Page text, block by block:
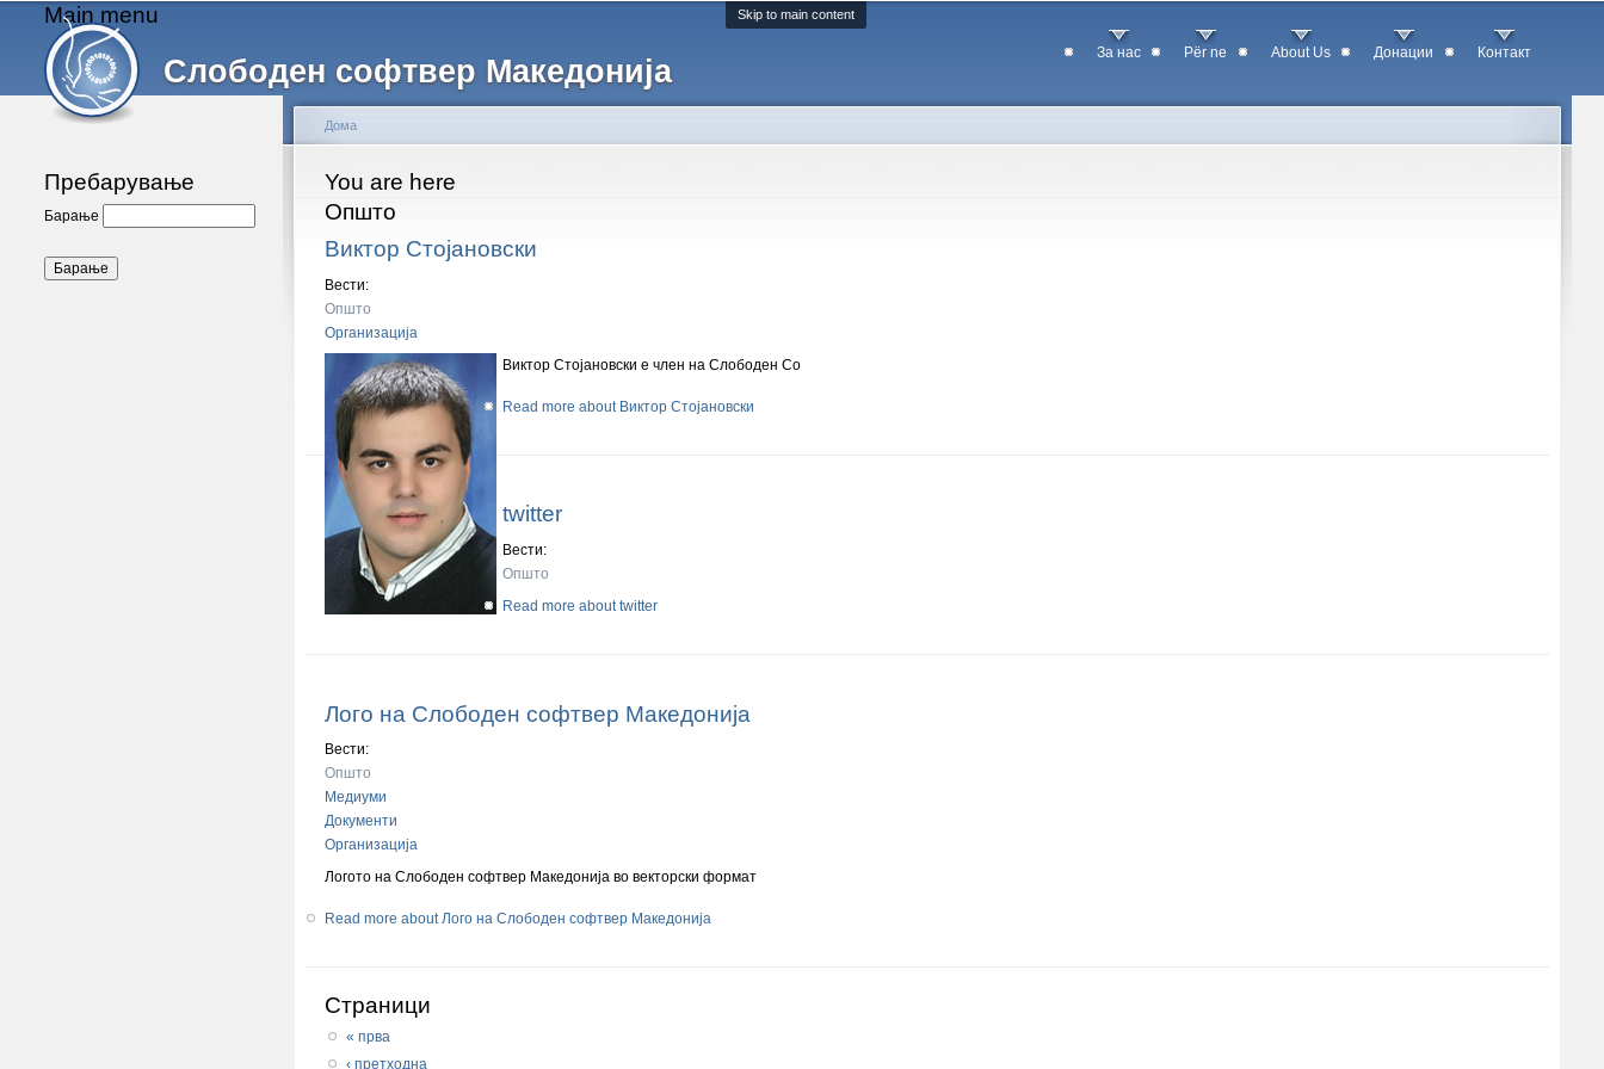
Skip to main content
Слободен софтвер Македонија
Main menu
За нас Për ne About Us Донации Контакт
Пребарување
Барање
You are here
Дома
Општо
Виктор Стојановски
Вести:
Општо
Организација
Виктор Стојановски е член на Слободен Со
Read more about Виктор Стојановски
twitter
Вести:
Општо
Read more about twitter
Лого на Слободен софтвер Македонија
Вести:
Општо
Медиуми
Документи
Организација
Логото на Слободен софтвер Македонија во векторски формат
Read more about Лого на Слободен софтвер Македонија
Страници
« прва
‹ претходна